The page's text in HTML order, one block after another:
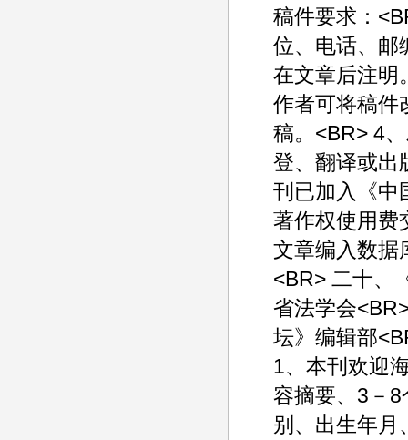
稿件要求：
位、电话、邮
在文章后注明
作者可将稿件
稿。<BR> 4
登、翻译或出
刊已加入《中
著作权使用费
文章编入数据
<BR> 二十、
省法学会
坛》编辑部
1、本刊欢迎
容摘要、3－
别、出生年月